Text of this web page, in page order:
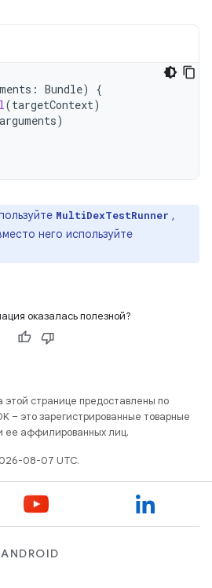
: Bundle)
{
(targetContext)
arguments)
MultiDexTestRunner ,
него используйте
оказалась полезной?
этой странице предоставлены по
– это зарегистрированные товарные
ее аффилированных лиц.
08-07 UTC.